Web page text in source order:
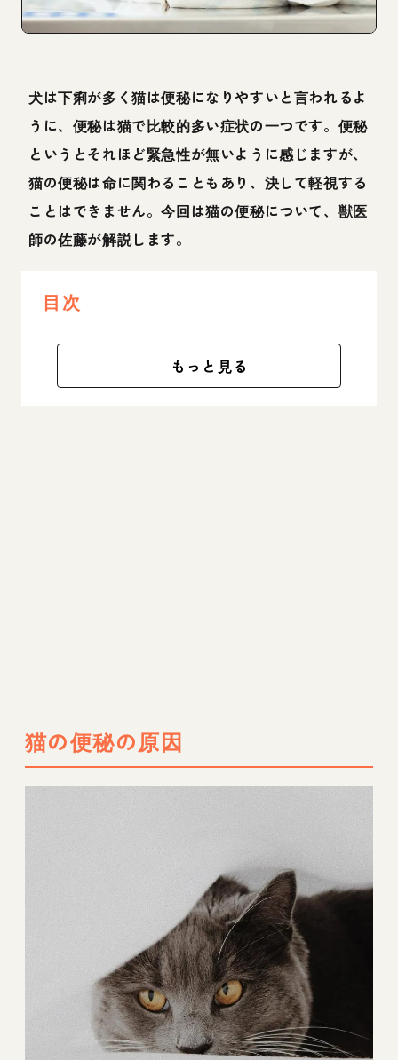
犬は下痢が多く猫は便秘になりやすいと言われるよ
うに、便秘は猫で比較的多い症状の一つです。便秘
というとそれほど緊急性が無いように感じますが、
猫の便秘は命に関わることもあり、決して軽視する
ことはできません。今回は猫の便秘について、獣医
師の佐藤が解説します。
目次
もっと見る
猫の便秘の原因